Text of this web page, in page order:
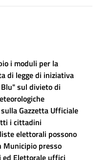
i moduli per la
di legge di iniziativa
sul divieto di
Gazzetta Ufficiale
i cittadini
elettorali possono
Municipio presso
ed Elettorale uffici